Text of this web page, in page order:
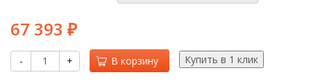
67 393 ₽
- + В корзину